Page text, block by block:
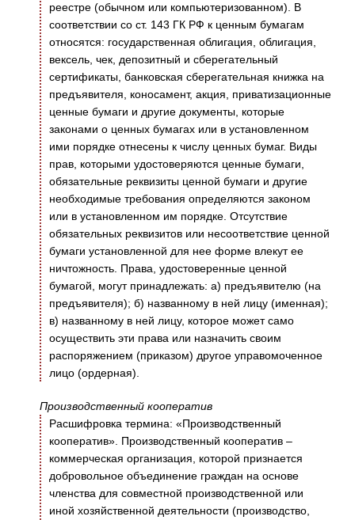
реестре (обычном или компьютеризованном). В
соответствии со ст. 143 ГК РФ к ценным бумагам
относятся: государственная облигация, облигация,
вексель, чек, депозитный и сберегательный
сертификаты, банковская сберегательная книжка на
предъявителя, коносамент, акция, приватизационные
ценные бумаги и другие документы, которые
законами о ценных бумагах или в установленном
ими порядке отнесены к числу ценных бумаг. Виды
прав, которыми удостоверяются ценные бумаги,
обязательные реквизиты ценной бумаги и другие
необходимые требования определяются законом
или в установленном им порядке. Отсутствие
обязательных реквизитов или несоответствие ценной
бумаги установленной для нее форме влекут ее
ничтожность. Права, удостоверенные ценной
бумагой, могут принадлежать: а) предъявителю (на
предъявителя); б) названному в ней лицу (именная);
в) названному в ней лицу, которое может само
осуществить эти права или назначить своим
распоряжением (приказом) другое управомоченное
лицо (ордерная).
Производственный кооператив
Расшифровка термина: «Производственный
кооператив». Производственный кооператив –
коммерческая организация, которой признается
добровольное объединение граждан на основе
членства для совместной производственной или
иной хозяйственной деятельности (производство,